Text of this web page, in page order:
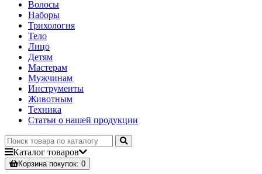
Волосы
Наборы
Трихология
Тело
Лицо
Детям
Мастерам
Мужчинам
Инструменты
Животным
Техника
Статьи о нашей продукции
Каталог товаров
Корзинапокупок: 0